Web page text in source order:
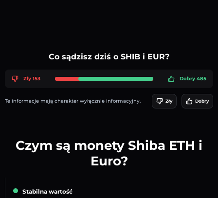
Co sądzisz dziś o SHIB i EUR?
Zły 153 Dobry 485
Te informacje mają charakter wyłącznie informacyjny. Zły Dobry
Czym są monety Shiba ETH i
Euro?
Stabilna wartość